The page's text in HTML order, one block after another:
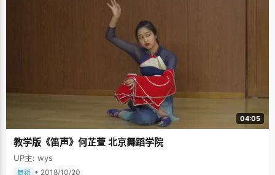
04:05
教学版《笛声》何芷萱 北京舞蹈学院
UP主: wys
舞蹈 • 2018/10/20